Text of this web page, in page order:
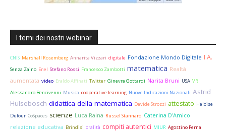
I temi dei nostri webinar
CNIS Marshall Rosemberg Annarita Vizzari digitale Fondazione Mondo Digitale I.A.
Senza Zaino Enel Stefano Rossi Francesco Zambotti matematica Realtà
aumentata video Eraldo Affinati Twitter Ginevra Gottardi Narita Bruni USA VR
Alessandro Bencivenni Musica cooperative learning Nuove Indicazioni Nazionali Astrid
Hulsebosch didattica della matematica Davide Strozzi attestato Heloise
Dufour CoSpaces scienze Luca Raina Russel Stannard Caterina D'Amico
relazione educativa Brindisi oralità compiti autentici MIUR Agostino Perna